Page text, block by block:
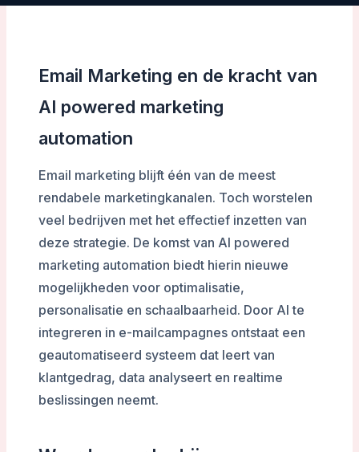
Email Marketing en de kracht van
AI powered marketing
automation
Email marketing blijft één van de meest
rendabele marketingkanalen. Toch worstelen
veel bedrijven met het effectief inzetten van
deze strategie. De komst van AI powered
marketing automation biedt hierin nieuwe
mogelijkheden voor optimalisatie,
personalisatie en schaalbaarheid. Door AI te
integreren in e-mailcampagnes ontstaat een
geautomatiseerd systeem dat leert van
klantgedrag, data analyseert en realtime
beslissingen neemt.